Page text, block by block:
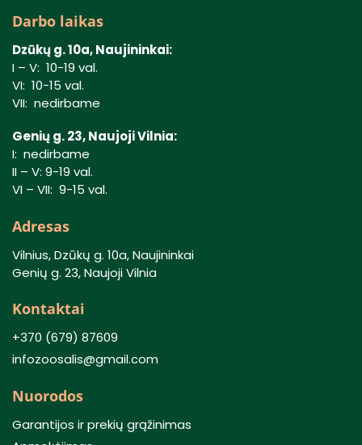
Darbo laikas
Dzūkų g. 10a, Naujininkai:
I – V: 10-19 val.
VI: 10-15 val.
VII: nedirbame
Genių g. 23, Naujoji Vilnia:
I: nedirbame
II – V: 9-19 val.
VI – VII: 9-15 val.
Adresas
Vilnius, Dzūkų g. 10a, Naujininkai
Genių g. 23, Naujoji Vilnia
Kontaktai
+370 (679) 87609
infozoosalis@gmail.com
Nuorodos
Garantijos ir prekių grąžinimas